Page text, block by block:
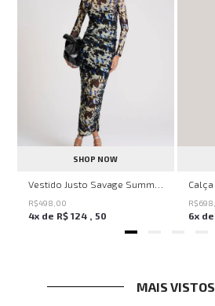
SHOP NOW
R$498 00
4x de R$ 124 , 50
R$698
6x de
MAIS VISTOS